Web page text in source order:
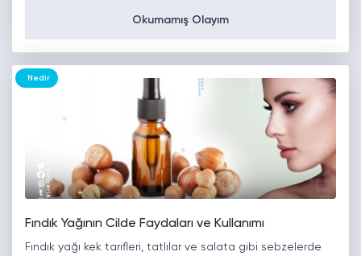
Okumamış Olayım
Nedir
Fındık Yağının Cilde Faydaları ve Kullanımı
Fındık yağı kek tarifleri, tatlılar ve salata gibi sebzelerde